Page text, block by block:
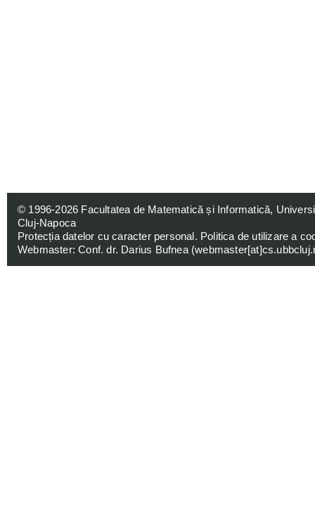
© 1996-2026 Facultatea de Matematică și Informatică,
Cluj-Napoca
Protecția datelor cu caracter personal. Politica de utilizare a
Webmaster: Conf. dr. Darius Bufnea (